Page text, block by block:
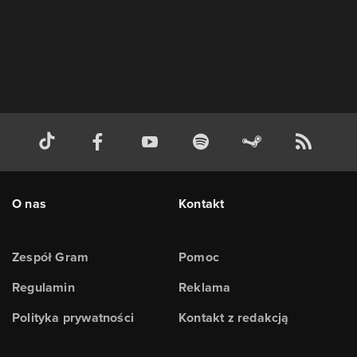
O nas
Zespół Gram
Regulamin
Polityka prywatności
Kontakt
Pomoc
Reklama
Kontakt z redakcją